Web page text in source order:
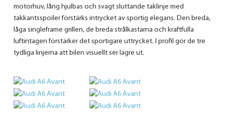
motorhuv, lång hjulbas och svagt sluttande taklinje med
takkantsspoiler förstärks intrycket av sportig elegans. Den breda,
låga singleframe grillen, de breda strålkastarna och kraftfulla
luftintagen förstärker det sportigare uttrycket. I profil gör de tre
tydliga linjerna att bilen visuellt ser lägre ut.